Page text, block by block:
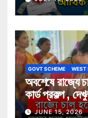
GOVT SCHEME WEST
অবশেষে রাজ্যে
কার্ড প্রকল্প ,
Shakti
JUNE 15, 2026